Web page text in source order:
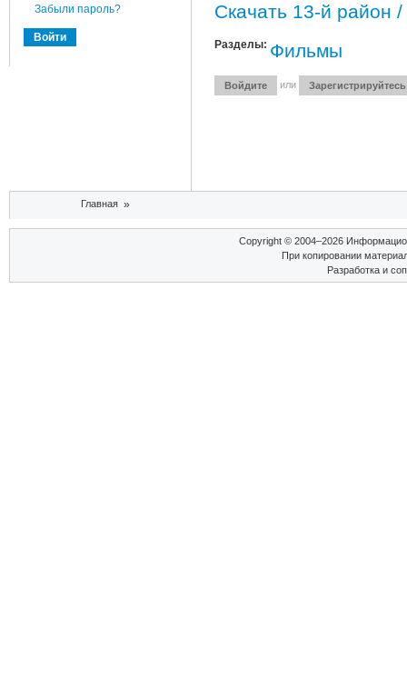
Скачать 13-й район
Фильмы
Забыли пароль?
Вы здесь Главная »
Copyright © 2004–2026
При копировании